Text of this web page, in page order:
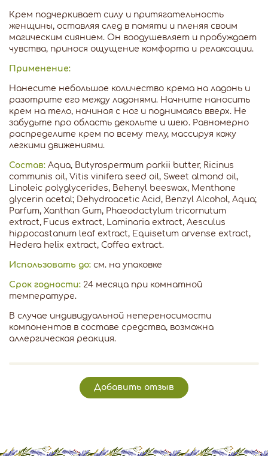
Крем подчеркивает силу и притягательность
женщины, оставляя след в памяти и пленяя своим
магическим сиянием. Он воодушевляет и пробуждает
чувства, принося ощущение комфорта и релаксации.
Применение:
Нанесите небольшое количество крема на ладонь и
разотрите его между ладонями. Начните наносить
крем на тело, начиная с ног и поднимаясь вверх. Не
забудьте про область декольте и шею. Равномерно
распределите крем по всему телу, массируя кожу
легкими движениями.
Состав: Aqua, Butyrospermum parkii butter, Ricinus
communis oil, Vitis vinifera seed oil, Sweet almond oil,
Linoleic polyglycerides, Behenyl beeswax, Menthone
glycerin acetal; Dehydroacetic Acid, Benzyl Alcohol, Aqua;
Parfum, Xanthan Gum, Phaeodactylum tricornutum
extract, Fucus extract, Laminaria extract, Аesculus
hippocastanum leaf extract, Equisetum arvense extract,
Hedera helix extract, Coffea extract.
Использовать до: см. на упаковке
Срок годности: 24 месяца при комнатной
температуре.
В случае индивидуальной непереносимости
компонентов в составе средства, возможна
аллергическая реакция.
Добавить отзыв